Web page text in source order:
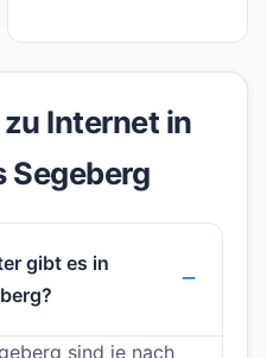
Internet in
Segeberg
gibt es in
sind je nach